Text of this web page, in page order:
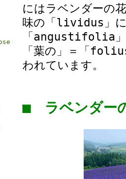
にはラベンダーの
味の「lividus」に
「angustifolia」
「葉の」＝「
われています。
■ ラベンダー